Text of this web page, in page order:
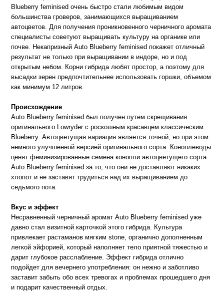
Blueberry feminised очень быстро стали любимым видом
большинства гроверов, занимающихся выращиванием
автоцветов. Для получения проникновенного черничного аромата
специалисты советуют выращивать культуру на органике или
почве. Некапризный Auto Blueberry feminised покажет отличный
результат не только при выращивании в индоре, но и под
открытым небом. Корни гибрида любят простор, а поэтому для
высадки зерен предпочтительнее использовать горшки, объемом
Происхождение
Auto Blueberry feminised был получен путем скрещивания
оригинального Lowryder с роскошным красавцем классическим
Blueberry. Автоцветущая вариация является точной, но при этом
немного улучшенной версией оригинального сорта. Коноплеводы
ценят феминизированные семена конопли автоцветущего сорта
Auto Blueberry feminised за то, что они не доставляют никаких
хлопот и не заставят трудиться над их выращиванием до
седьмого пота.
Несравненный черничный аромат Auto Blueberry feminised уже
давно стал визитной карточкой этого гибрида. Культура
привлекает растаманов мягким stone, органично дополненным
легкой эйфорией, который наполняет тело приятной тяжестью и
дарит глубокое расслабление. Эффект гибрида отлично
подойдет для вечернего употребления: он нежно и заботливо
заставит забыть обо всех тревогах и проблемах прошедшего дня